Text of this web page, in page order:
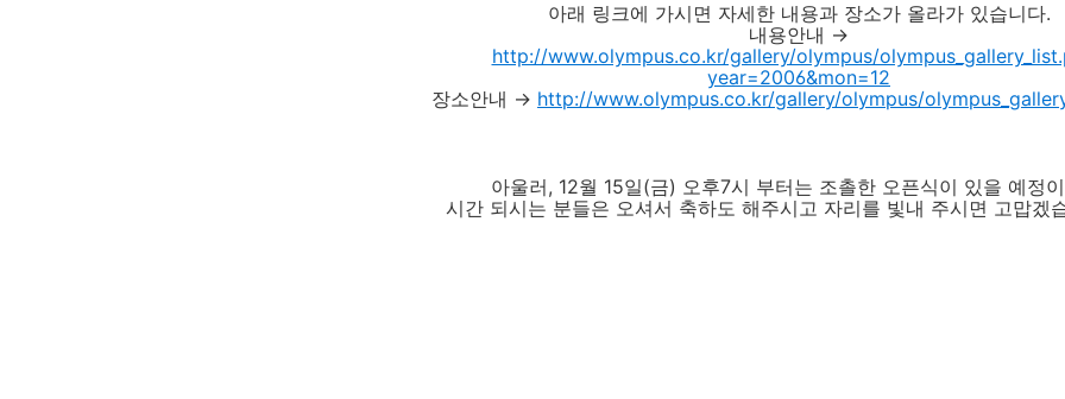
아래 링크에 가시면 자세한 내용과 장소가 올라가 있습니다.
내용안내 →
http://www.olympus.co.kr/gallery/olympus/
year=2006&mon=12
장소안내 → http://www.olympus.co.kr/gallery/olympus/
아울러, 12월 15일(금) 오후7시 부터는 조촐한 오픈식이 있을 예정
시간 되시는 분들은 오셔서 축하도 해주시고 자리를 빛내 주시면 고맙겠